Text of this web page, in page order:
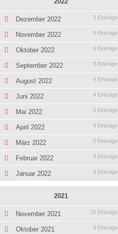
Dezember 2022 3 Einträge
November 2022 9 Einträge
Oktober 2022 6 Einträge
September 2022 8 Einträge
August 2022 4 Einträge
Juni 2022 4 Einträge
Mai 2022 5 Einträge
April 2022 4 Einträge
März 2022 5 Einträge
Februar 2022 4 Einträge
Januar 2022 4 Einträge
2021
November 2021 22 Einträge
Oktober 2021 8 Einträge